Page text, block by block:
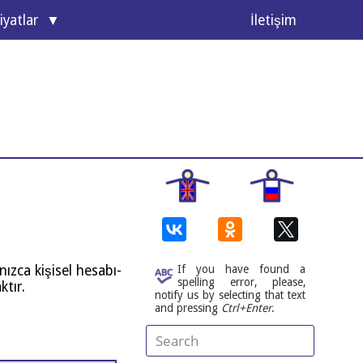
İlet­iş­im
kişi­sel hesa­bı­
If you have found a
spelling error, please,
notify us by selecting that text
and pressing Ctrl+Enter.